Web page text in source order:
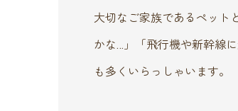
大切なご家族であるペット
かな…」「飛行機や新幹線
も多くいらっしゃいます。